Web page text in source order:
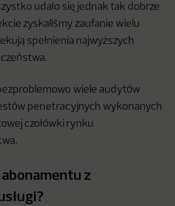
udało się jednak tak dobrze
zyskaliśmy zaufanie wielu
spełnienia najwyższych
wiele audytów
penetracyjnych wykonanych
czołówki rynku
z